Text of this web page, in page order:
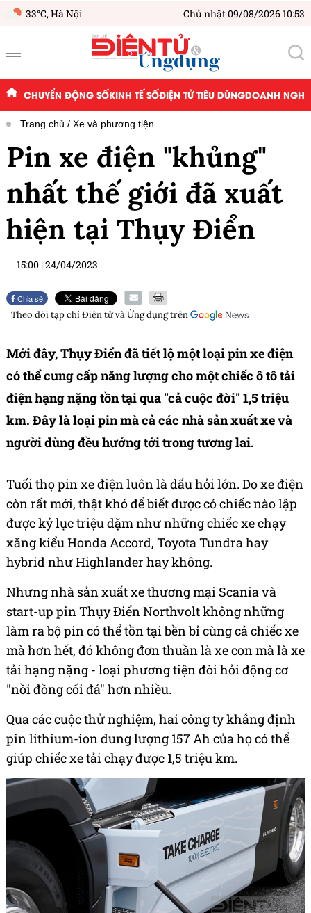
33°C,Hà Nội Chủ nhật 09/08/2026 10:53
CHUYỂN ĐỘNG SỐKINH TẾ SỐĐIỆN TỬ TIÊU DÙNGDOANH
Trang chủ Xe và phương tiện
Pin xe điện "khủng"
nhất thế giới đã xuất
hiện tại Thụy Điển
15:00 |24/04/2023
Chia sẻ
Theo dõi tạp chíĐiện tử và Ứng dụngtrên
Mới đây, Thụy Điển đã tiết lộ một loại pin xe điện
có thể cung cấp năng lượng cho một chiếc ô tô tải
điện hạng nặng tồn tại qua "cả cuộc đời" 1,5 triệu
km. Đây là loại pin mà cả các nhà sản xuất xe và
người dùng đều hướng tới trong tương lai.
Tuổi thọ pin xe điện luôn là dấu hỏi lớn. Do xe điện
còn rất mới, thật khó để biết được có chiếc nào lập
được kỷ lục triệu dặm như những chiếc xe chạy
xăng kiểu Honda Accord, Toyota Tundra hay
hybrid như Highlander hay không.
Nhưng nhà sản xuất xe thương mại Scania và
start-up pin Thụy Điển Northvolt không những
làm ra bộ pin có thể tồn tại bền bỉ cùng cả chiếc xe
mà hơn hết, đó không đơn thuần là xe con mà là xe
tải hạng nặng - loại phương tiện đòi hỏi động cơ
"nồi đồng cối đá" hơn nhiều.
Qua các cuộc thử nghiệm, hai công ty khẳng định
pin lithium-ion dung lượng 157 Ah của họ có thể
giúp chiếc xe tải chạy được 1,5 triệu km.